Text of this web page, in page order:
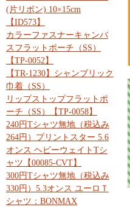
(片リボン) 10×15cm
【ID573】
カラーファスナーキャンバ
スフラットポーチ（SS）
【TP-0052】
【TR-1230】シャンブリック
巾着（SS）
リップストップフラットポ
ーチ（SS）【TP-0058】
240円Tシャツ無地（税込み
264円）プリントスター 5.6
オンス ヘビーウェイトTシ
ャツ【00085-CVT】
300円Tシャツ無地（税込み
330円）5.3オンス ユーロＴ
シャツ：BONMAX